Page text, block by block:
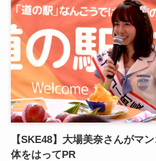
【SKE48】大場美奈さんがマ
体をはってPR